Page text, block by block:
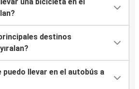
destinos
puedo llevar en el autobús a